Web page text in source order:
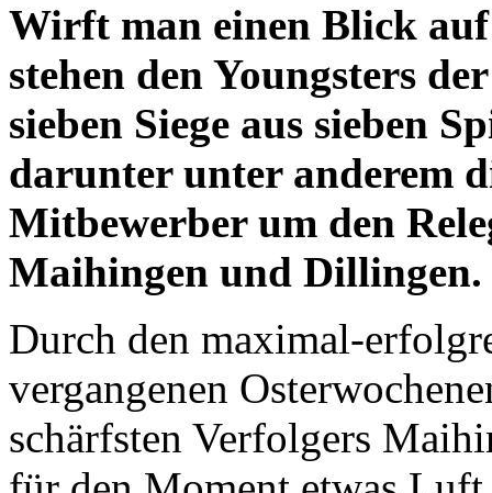
Wirft man einen Blick
stehen den Youngsters
sieben Siege aus sieben
darunter unter anderem
Mitbewerber um den
Maihingen und Dillingen.
Durch den maximal-
vergangenen
schärfsten Verfolgers